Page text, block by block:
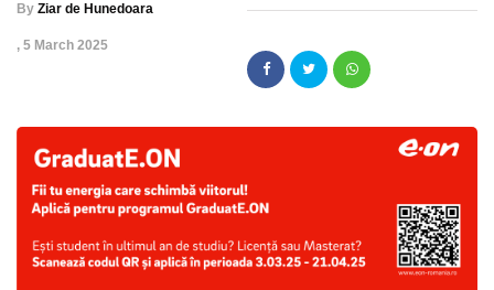
By Ziar de Hunedoara
, 5 March 2025